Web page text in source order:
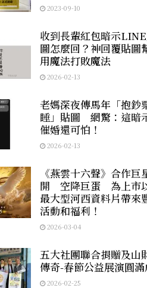
2023-09-10
收到長輩紅包暗示
圖怎麼回？神回覆貼圖
用魔法打敗魔法
2026-02-13
老媽深夜傳馬年「抱鈔
睡」貼圖 網驚：這暗
催婚還可怕！
2026-02-13
《燕雲十六聲》合作巨
開 空降巨蛋 為上市
最大型河西資料片帶來
活動和福利！
2026-03-04
五大社團聯合捐贈及山
傳奇-春節公益展演圓
2026-02-25